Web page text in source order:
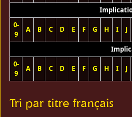
0-
9
A B C D E F G H I J
0-
9
A B C D E F G H I J
Tri par titre français